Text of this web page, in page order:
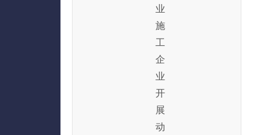
业
施
工
企
业
开
展
动